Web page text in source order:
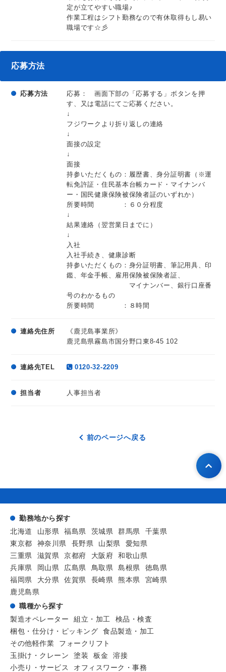
定が立てやすい職場♪
作業工程はシフト勤務なので有休取得もし易い
職場です☆彡
応募方法
応募方法
応募： 画面下部の「応募する」ボタンを押
す、又は電話にてご応募ください。
↓
フジワークより折り返しの連絡
↓
面接の設定
↓
面接
持参いただくもの：履歴書、身分証明書（※運
転免許証・住民基本台帳カード・マイナンバ
ー・国民健康保険被保険者証のいずれか）
所要時間 ：６０分程度
↓
結果連絡（翌営業日までに）
↓
入社
入社手続き、健康診断
持参いただくもの：身分証明書、筆記用具、印
鑑、年金手帳、雇用保険被保険者証、
マイナンバー、銀行口座番
号のわかるもの
所要時間 ：８時間
連絡先住所
《鹿児島事業所》
鹿児島県霧島市国分野口東8-45 102
連絡先TEL 0120-32-2209
担当者 人事担当者
前のページへ戻る
勤務地から探す
北海道 山形県 福島県 茨城県 群馬県
千葉県
東京都
神奈川県 長野県 山梨県
愛知県
三重県
滋賀県 京都府 大阪府
和歌山県
兵庫県
岡山県 広島県 鳥取県 島根県
徳島県
福岡県
大分県 佐賀県 長崎県 熊本県
宮崎県
鹿児島県
職種から探す
製造オペレーター 組立・加工
検品・検査
梱包・仕分け・ピッキング
食品製造・加工
その他軽作業
フォークリフト
玉掛け・クレーン
塗装 板金
溶接
小売り・サービス
オフィスワーク・事務